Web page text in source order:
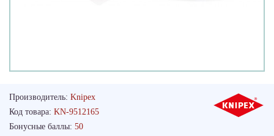
Производитель: Knipex
Код товара: KN-9512165
Бонусные баллы: 50